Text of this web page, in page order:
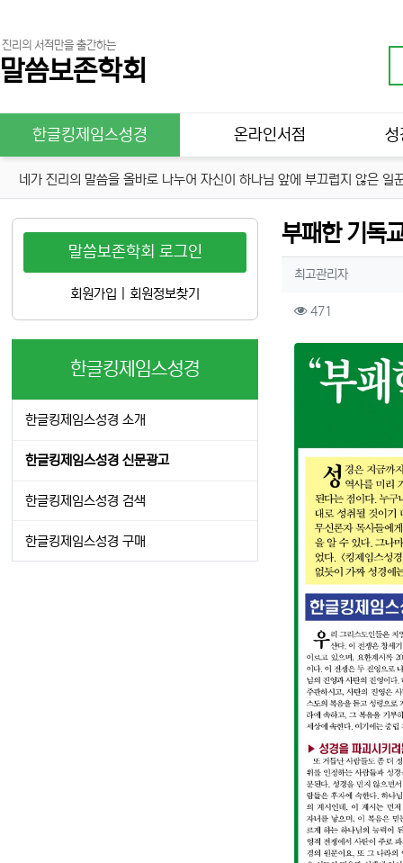
진리의 서적만을 출간하는
말씀보존학회
메인 메뉴
한글킹제임스성경 온라인서점 성
네가 진리의 말씀을 올바로 나누어 자신이 하나님 앞에 부끄럽지 않은
부패한 기독
작성자 정보
최고관리자작성
컨텐츠 정보
471
본문
말씀보존학회 로그인
회원가입 회원정보찾기
한글킹제임스성경
한글킹제임스성경 소개
한글킹제임스성경 신문광고
한글킹제임스성경 검색
한글킹제임스성경 구매